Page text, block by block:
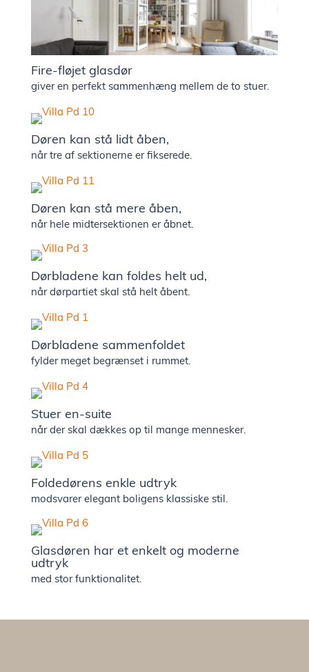
Fire-fløjet glasdør
giver en perfekt sammenhæng mellem de to stuer.
Døren kan stå lidt åben,
når tre af sektionerne er fikserede.
Døren kan stå mere åben,
når hele midtersektionen er åbnet.
Dørbladene kan foldes helt ud,
når dørpartiet skal stå helt åbent.
Dørbladene sammenfoldet
fylder meget begrænset i rummet.
Stuer en-suite
når der skal dækkes op til mange mennesker.
Foldedørens enkle udtryk
modsvarer elegant boligens klassiske stil.
Glasdøren har et enkelt og moderne
udtryk
med stor funktionalitet.